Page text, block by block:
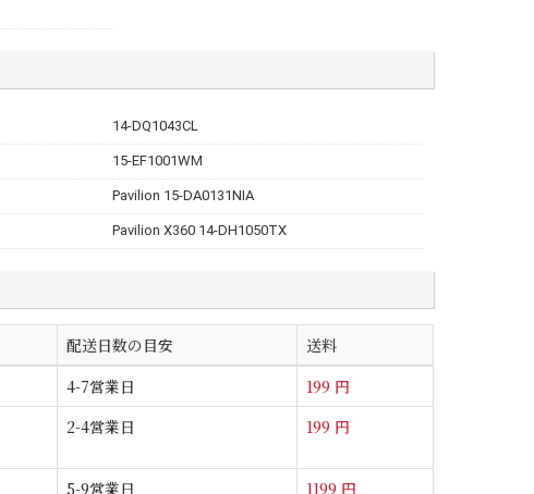
14-DQ1043CL
15-EF1001WM
Pavilion 15-DA0131NIA
Pavilion X360 14-DH1050TX
配送日数の目安
送料
4-7営業日
199 円
2-4営業日 199 円
5-9営業日 1199 円